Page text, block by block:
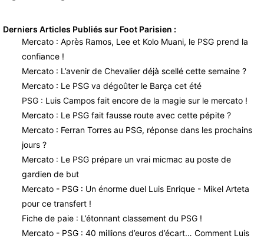
Derniers Articles Publiés sur Foot Parisien :
Mercato : Après Ramos, Lee et Kolo Muani, le PSG prend la
confiance !
Mercato : L’avenir de Chevalier déjà scellé cette semaine ?
Mercato : Le PSG va dégoûter le Barça cet été
PSG : Luis Campos fait encore de la magie sur le mercato !
Mercato : Le PSG fait fausse route avec cette pépite ?
Mercato : Ferran Torres au PSG, réponse dans les prochains
jours ?
Mercato : Le PSG prépare un vrai micmac au poste de
gardien de but
Mercato - PSG : Un énorme duel Luis Enrique - Mikel Arteta
pour ce transfert !
Fiche de paie : L’étonnant classement du PSG !
Mercato - PSG : 40 millions d’euros d’écart… Comment Luis